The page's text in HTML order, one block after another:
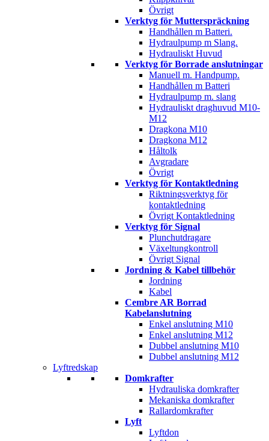
Övrigt
Verktyg för Mutterspräckning
Handhållen m Batteri.
Hydraulpump m Slang.
Hydrauliskt Huvud
Verktyg för Borrade anslutningar
Manuell m. Handpump.
Handhållen m Batteri
Hydraulpump m. slang
Hydrauliskt draghuvud M10-
M12
Dragkona M10
Dragkona M12
Håltolk
Avgradare
Övrigt
Verktyg för Kontaktledning
Riktningsverktyg för
kontaktledning
Övrigt Kontaktledning
Verktyg för Signal
Plunchutdragare
Växeltungkontroll
Övrigt Signal
Jordning & Kabel tillbehör
Jordning
Kabel
Cembre AR Borrad
Kabelanslutning
Enkel anslutning M10
Enkel anslutning M12
Dubbel anslutning M10
Dubbel anslutning M12
Lyftredskap
Domkrafter
Hydrauliska domkrafter
Mekaniska domkrafter
Rallardomkrafter
Lyft
Lyftdon